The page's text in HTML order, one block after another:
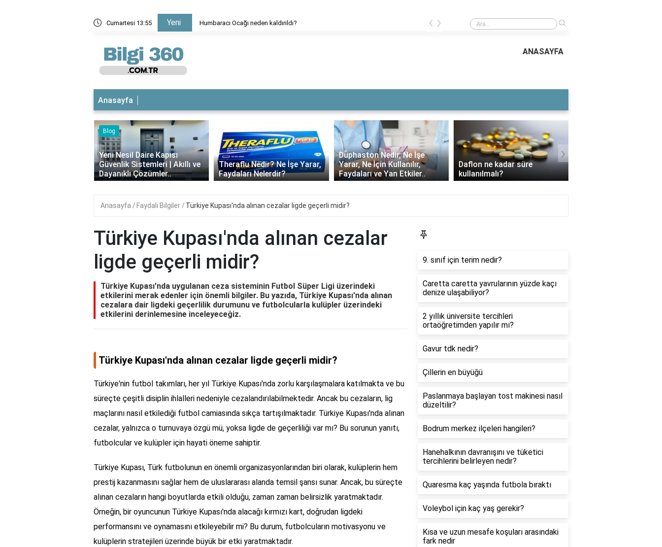
Cumartesi 13:55 Yeni Humbaracı Ocağı neden kaldırıldı? 9. sınıf için terim nedir?
‹ ›
ANASAYFA
Anasayfa
Blog
Yeni Nesil Daire Kapısı
Güvenlik Sistemleri | Akıllı ve
Dayanıklı Çözümler..
Theraflu Nedir? Ne İşe Yarar,
Faydaları Nelerdir?
Duphaston Nedir, Ne İşe
Yarar, Ne İçin Kullanılır,
Faydaları ve Yan Etkiler..
Daflon ne kadar süre
kullanılmalı?
‹ ›
Anasayfa Faydalı Bilgiler Türkiye Kupası'nda alınan cezalar ligde geçerli midir?
Türkiye Kupası'nda alınan cezalar
ligde geçerli midir?
Türkiye Kupası'nda uygulanan ceza sisteminin Futbol Süper Ligi üzerindeki
etkilerini merak edenler için önemli bilgiler. Bu yazıda, Türkiye Kupası'nda alınan
cezalara dair ligdeki geçerlilik durumunu ve futbolcularla kulüpler üzerindeki
etkilerini derinlemesine inceleyeceğiz.
Türkiye Kupası'nda alınan cezalar ligde geçerli midir?
Türkiye'nin futbol takımları, her yıl Türkiye Kupası'nda zorlu karşılaşmalara katılmakta ve bu
süreçte çeşitli disiplin ihlalleri nedeniyle cezalandırılabilmektedir. Ancak bu cezaların, lig
maçlarını nasıl etkilediği futbol camiasında sıkça tartışılmaktadır. Türkiye Kupası'nda alınan
cezalar, yalnızca o turnuvaya özgü mü, yoksa ligde de geçerliliği var mı? Bu sorunun yanıtı,
futbolcular ve kulüpler için hayati öneme sahiptir.
Türkiye Kupası, Türk futbolunun en önemli organizasyonlarından biri olarak, kulüplerin hem
prestij kazanmasını sağlar hem de uluslararası alanda temsil şansı sunar. Ancak, bu süreçte
alınan cezaların hangi boyutlarda etkili olduğu, zaman zaman belirsizlik yaratmaktadır.
Örneğin, bir oyuncunun Türkiye Kupası'nda alacağı kırmızı kart, doğrudan ligdeki
performansını ve oynamasını etkileyebilir mi? Bu durum, futbolcuların motivasyonu ve
kulüplerin stratejileri üzerinde büyük bir etki yaratmaktadır.
9. sınıf için terim nedir?
Caretta caretta yavrularının yüzde kaçı
denize ulaşabiliyor?
2 yıllık üniversite tercihleri
ortaöğretimden yapılır mı?
Gavur tdk nedir?
Çillerin en büyüğü
Paslanmaya başlayan tost makinesi nasıl
düzeltilir?
Bodrum merkez ilçeleri hangileri?
Hanehalkının davranışını ve tüketici
tercihlerini belirleyen nedir?
Quaresma kaç yaşında futbola bıraktı
Voleybol için kaç yaş gerekir?
Kısa ve uzun mesafe koşuları arasındaki
fark nedir